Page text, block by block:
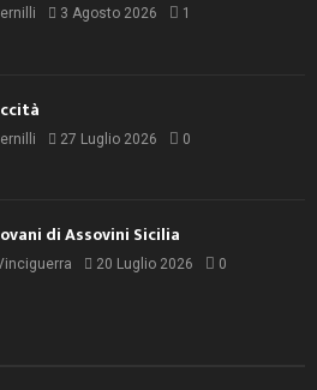
3 Agosto 2026 1
27 Luglio 2026 0
di Assovini Sicilia
20 Luglio 2026 0